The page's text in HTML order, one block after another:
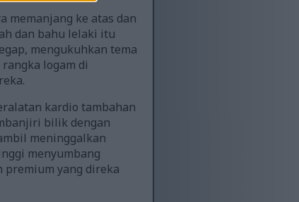
memanjang ke atas dan
dan bahu lelaki itu
mengukuhkan tema
logam di
kardio tambahan
bilik dengan
meninggalkan
menyumbang
premium yang direka